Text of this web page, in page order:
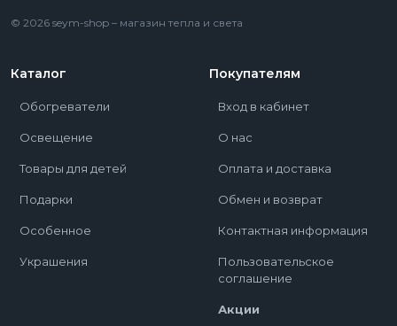
© 2026 seym-shop – магазин тепла и света
Каталог
Обогреватели
Освещение
Товары для детей
Подарки
Особенное
Украшения
Покупателям
Вход в кабинет
О нас
Оплата и доставка
Обмен и возврат
Контактная информация
Пользовательское
соглашение
Акции